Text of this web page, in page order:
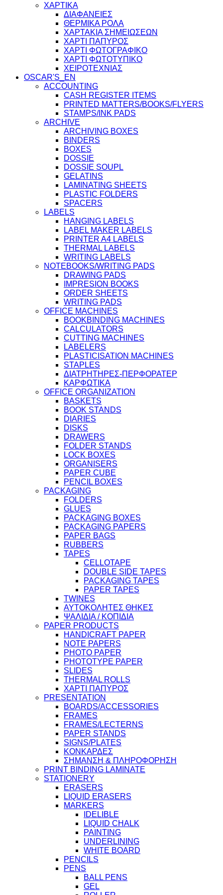
ΧΑΡΤΙΚΑ
ΔΙΑΦΑΝΕΙΕΣ
ΘΕΡΜΙΚΑ ΡΟΛΑ
ΧΑΡΤΑΚΙΑ ΣΗΜΕΙΩΣΕΩΝ
ΧΑΡΤΙ ΠΑΠΥΡΟΣ
ΧΑΡΤΙ ΦΩΤΟΓΡΑΦΙΚΟ
ΧΑΡΤΙ ΦΩΤΟΤΥΠΙΚΟ
ΧΕΙΡΟΤΕΧΝΙΑΣ
OSCAR'S_EN
ACCOUNTING
CASH REGISTER ITEMS
PRINTED MATTERS/BOOKS/FLYERS
STAMPS/INK PADS
ARCHIVE
ARCHIVING BOXES
BINDERS
BOXES
DOSSIE
DOSSIE SOUPL
GELATINS
LAMINATING SHEETS
PLASTIC FOLDERS
SPACERS
LABELS
HANGING LABELS
LABEL MAKER LABELS
PRINTER A4 LABELS
THERMAL LABELS
WRITING LABELS
NOTEBOOKS/WRITING PADS
DRAWING PADS
IMPRESION BOOKS
ORDER SHEETS
WRITING PADS
OFFICE MACHINES
BOOKBINDING MACHINES
CALCULATORS
CUTTING MACHINES
LABELERS
PLASTICISATION MACHINES
STAPLES
ΔΙΑΤΡΗΤΗΡΕΣ-ΠΕΡΦΟΡΑΤΕΡ
ΚΑΡΦΩΤΙΚΑ
OFFICE ORGANIZATION
BASKETS
BOOK STANDS
DIARIES
DISKS
DRAWERS
FOLDER STANDS
LOCK BOXES
ORGANISERS
PAPER CUBE
PENCIL BOXES
PACKAGING
FOLDERS
GLUES
PACKAGING BOXES
PACKAGING PAPERS
PAPER BAGS
RUBBERS
TAPES
CELLOTAPE
DOUBLE SIDE TAPES
PACKAGING TAPES
PAPER TAPES
TWINES
ΑΥΤΟΚΟΛΗΤΕΣ ΘΗΚΕΣ
ΨΑΛΙΔΙΑ / ΚΟΠΙΔΙΑ
PAPER PRODUCTS
HANDICRAFT PAPER
NOTE PAPERS
PHOTO PAPER
PHOTOTYPE PAPER
SLIDES
THERMAL ROLLS
ΧΑΡΤΙ ΠΑΠΥΡΟΣ
PRESENTATION
BOARDS/ACCESSORIES
FRAMES
FRAMES/LECTERNS
PAPER STANDS
SIGNS/PLATES
ΚΟΝΚΑΡΔΕΣ
ΣΗΜΑΝΣΗ & ΠΛΗΡΟΦΟΡΗΣΗ
PRINT BINDING LAMINATE
STATIONERY
ERASERS
LIQUID ERASERS
MARKERS
IDELIBLE
LIQUID CHALK
PAINTING
UNDERLINING
WHITE BOARD
PENCILS
PENS
BALL PENS
GEL